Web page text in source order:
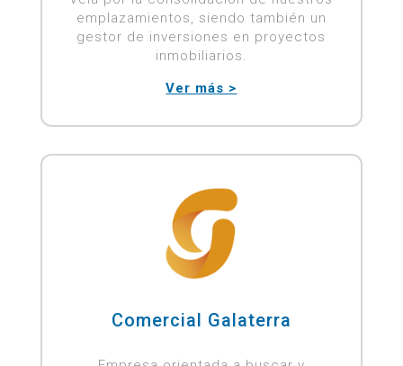
emplazamientos, siendo también un
gestor de inversiones en proyectos
inmobiliarios.
Ver más >
Comercial Galaterra